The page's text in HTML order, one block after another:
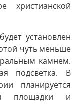
христианской
установлен
чуть меньше
камнем.
подсветка. В
планируется
площадки и